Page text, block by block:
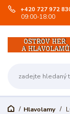
+420 727 972
09:00-18:00
Hlavolamy